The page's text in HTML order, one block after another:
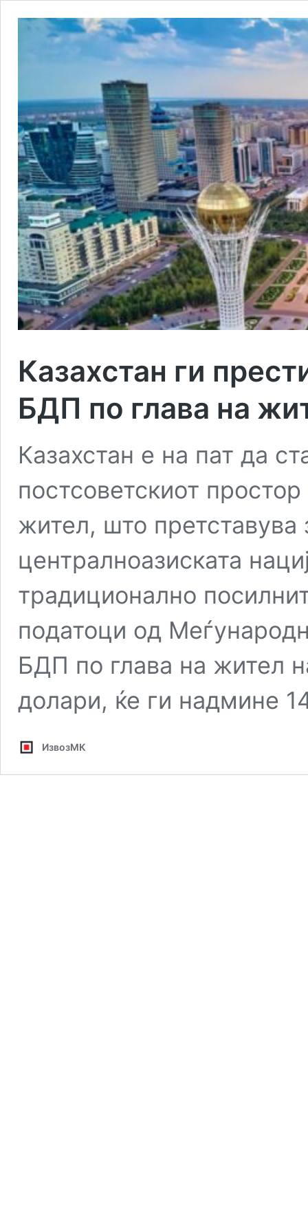
Казахстан ги
БДП по глава на
Казахстан е на пат да
постсоветскиот
жител, што претставува
централноазиската
традиционално
податоци од
БДП по глава на жител
долари, ќе ги надмине
ИзвозМК